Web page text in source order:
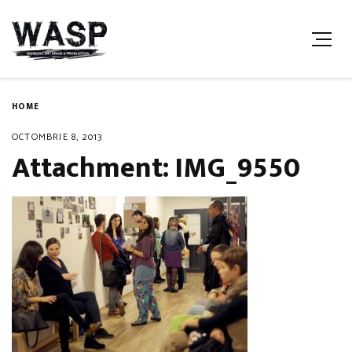
HOME
OCTOMBRIE 8, 2013
Attachment: IMG_9550